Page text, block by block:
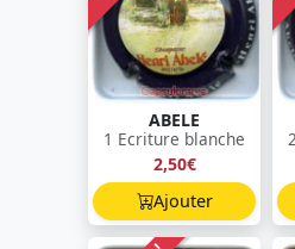
ABELE
1 Ecriture blanche
2,50€
Ajouter